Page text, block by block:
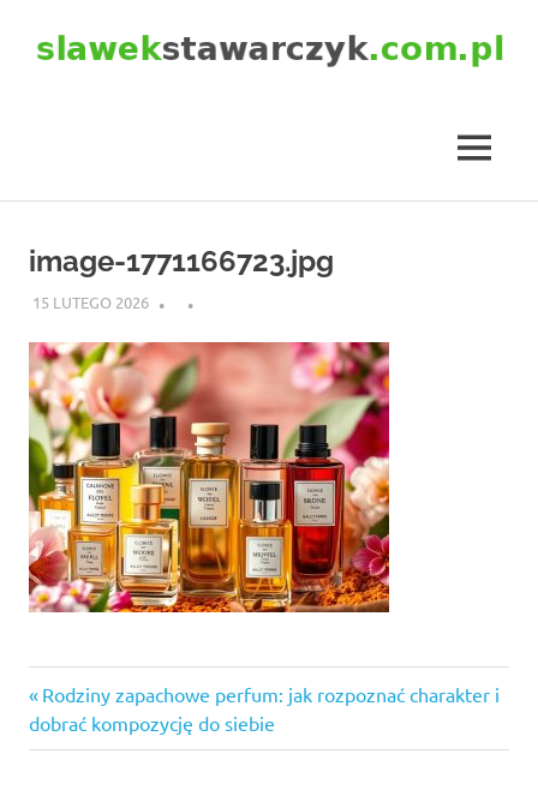
MENU
image-1771166723.jpg
15 LUTEGO 2026
Nawigacja
wpisu
Previous
Post:
Rodziny zapachowe perfum: jak rozpoznać charakter i
dobrać kompozycję do siebie